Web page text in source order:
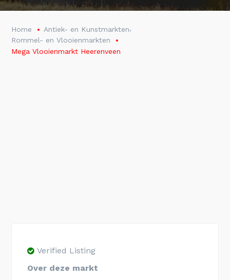
Home Antiek- en Kunstmarkten,
Rommel- en Vlooienmarkten
Mega Vlooienmarkt Heerenveen
Verified Listing
Over deze markt